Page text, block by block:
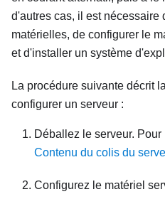
d'autres cas, il est nécessaire
matérielles, de configurer le
et d'installer un système
La procédure suivante décrit
configurer un serveur :
Déballez le serveur.
Contenu du colis du
Configurez le matériel